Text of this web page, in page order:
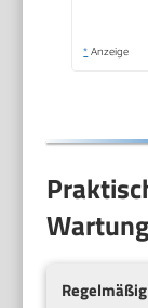
* Anzeige
Wartung